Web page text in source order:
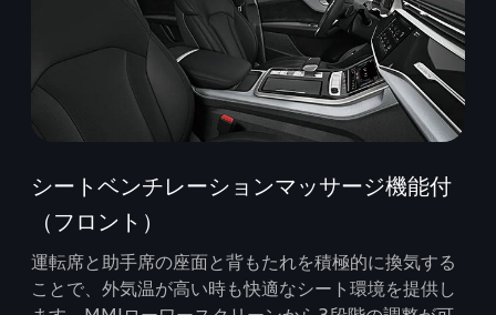
シートベンチレーションマッサージ機能付
（フロント）
運転席と助手席の座面と背もたれを積極的に換気する
ことで、外気温が高い時も快適なシート環境を提供し